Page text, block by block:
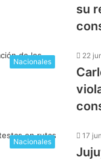
su
Nacionales
22
Nacionales
17